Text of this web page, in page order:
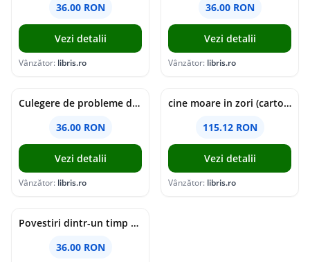
36.00 RON
Vezi detalii
Vânzător: libris.ro
36.00 RON
Vezi detalii
Vânzător: libris.ro
Culegere de probleme de matematica - Clasa 5 - Ioana Monalisa Manea, Cristina Neagoe
36.00 RON
Vezi detalii
Vânzător: libris.ro
cine moare in zori (cartonata) - holly jackson
115.12 RON
Vezi detalii
Vânzător: libris.ro
Povestiri dintr-un timp suspendat - Simona Mihutiu
36.00 RON